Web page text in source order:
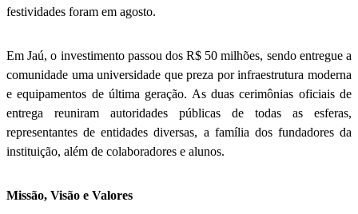
festividades foram em agosto.
Em Jaú, o investimento passou dos R$ 50 milhões, sendo entregue a
comunidade uma universidade que preza por infraestrutura moderna
e equipamentos de última geração. As duas cerimônias oficiais de
entrega reuniram autoridades públicas de todas as esferas,
representantes de entidades diversas, a família dos fundadores da
instituição, além de colaboradores e alunos.
Missão, Visão e Valores